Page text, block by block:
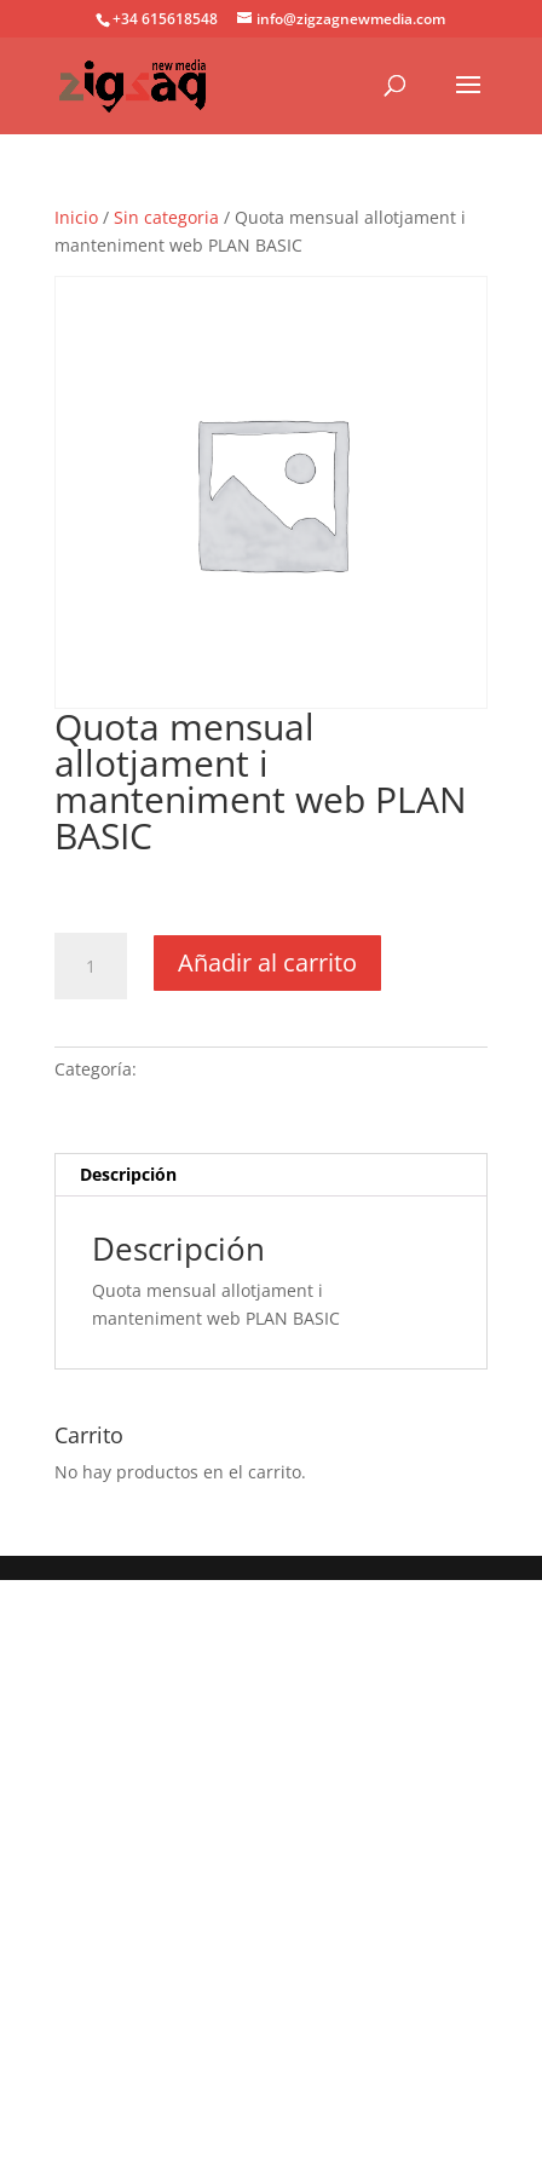
+34 615618548 info@zigzagnewmedia.com
Inicio/ Sin categoria / Quota mensual allotjament i
manteniment web PLAN BASIC
Quota mensual
allotjament i
manteniment web PLAN
BASIC
mensual
manteniment web
PLAN
Añadir al carrito
Categoría:
Descripción
Descripción
Quota mensual allotjament i
manteniment web PLAN BASIC
Carrito
No hay productos en el carrito.